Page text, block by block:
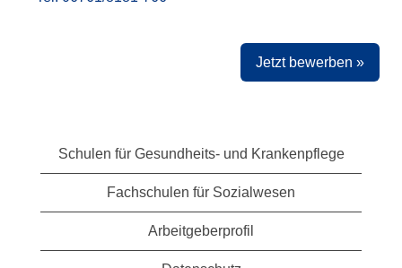
Jetzt bewerben »
Schulen für Gesundheits- und Krankenpflege
Fachschulen für Sozialwesen
Arbeitgeberprofil